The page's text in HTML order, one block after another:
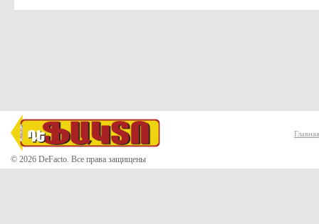
© 2026 DeFacto. Все права защищены
Главная